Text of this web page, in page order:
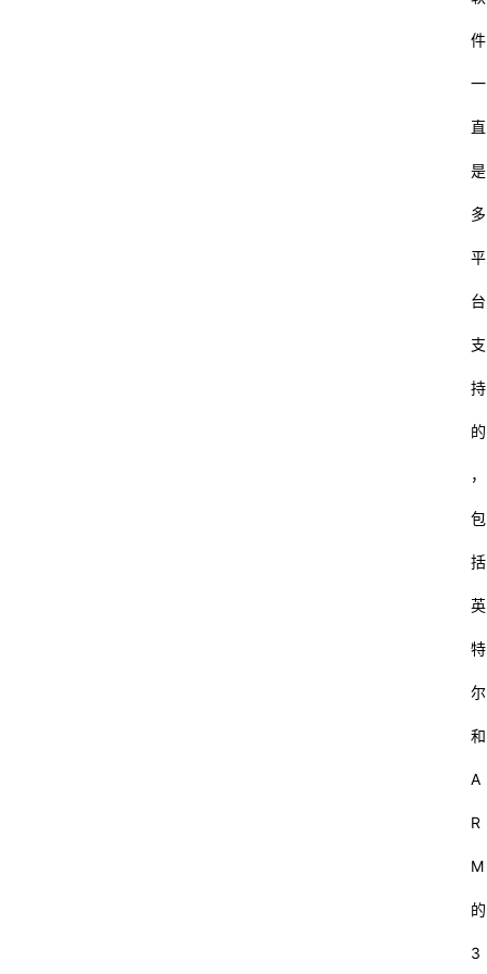
件
一
直
是
多
平
台
支
持
的
，
包
括
英
特
尔
和
A
R
M
的
3